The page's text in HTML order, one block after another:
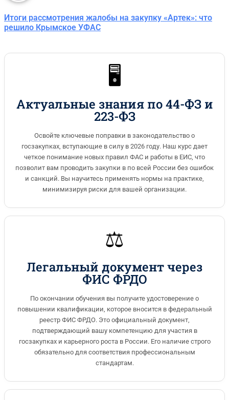
Итоги рассмотрения жалобы на закупку «Артек»: что
решило Крымское УФАС
🖥️
Актуальные знания по 44-ФЗ и
223-ФЗ
Освойте ключевые поправки в законодательство о
госзакупках, вступающие в силу в 2026 году. Наш курс дает
четкое понимание новых правил ФАС и работы в ЕИС, что
позволит вам проводить закупки в по всей России без ошибок
и санкций. Вы научитесь применять нормы на практике,
минимизируя риски для вашей организации.
⚖️
Легальный документ через
ФИС ФРДО
По окончании обучения вы получите удостоверение о
повышении квалификации, которое вносится в федеральный
реестр ФИС ФРДО. Это официальный документ,
подтверждающий вашу компетенцию для участия в
госзакупках и карьерного роста в России. Его наличие строго
обязательно для соответствия профессиональным
стандартам.